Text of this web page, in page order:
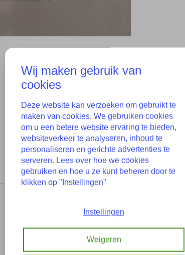
Wij maken gebruik van
cookies
Deze website kan verzoeken om gebruikt te
maken van cookies. We gebruiken cookies
om u een betere website ervaring te bieden,
websiteverkeer te analyseren, inhoud te
personaliseren en gerichte advertenties te
serveren. Lees over hoe we cookies
gebruiken en hoe u ze kunt beheren door te
klikken op "Instellingen"
Instellingen
Weigeren